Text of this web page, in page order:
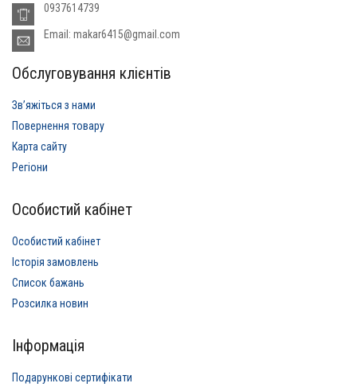
0937614739
Email: makar6415@gmail.com
Обслуговування клієнтів
Звʼяжіться з нами
Повернення товару
Карта сайту
Регіони
Особистий кабінет
Особистий кабінет
Історія замовлень
Список бажань
Розсилка новин
Інформація
Подарункові сертифікати